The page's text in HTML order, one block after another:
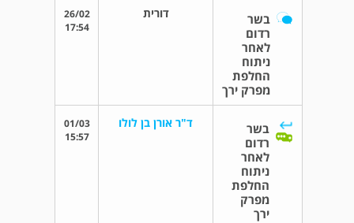
בשר
רדום
לאחר
ניתוח
החלפת
מפרק ירך
דורית
26/02
17:54
בשר
רדום
לאחר
ניתוח
החלפת
מפרק
ירך
ד"ר אורן בן לולו
01/03
15:57